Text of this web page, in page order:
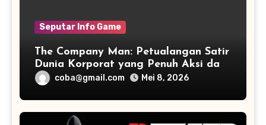
Seputar Info Game
The Company Man: Petualangan Satir
Dunia Korporat yang Penuh Aksi dan
Humorcoba@gmail.com Mei 8, 2026